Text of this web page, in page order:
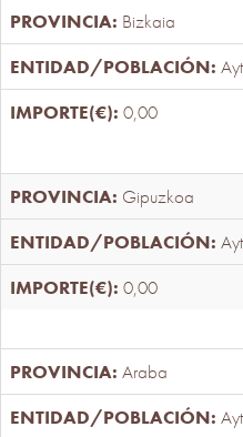
Bizkaia
0,00
Gipuzkoa
0,00
Araba